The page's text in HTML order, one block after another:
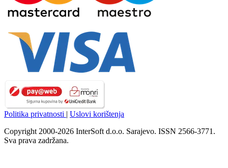
Politika privatnosti | Uslovi korištenja
Copyright 2000-2026 InterSoft d.o.o. Sarajevo. ISSN 2566-3771.
Sva prava zadržana.